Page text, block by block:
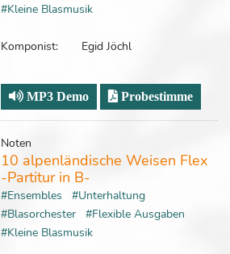
#Kleine Blasmusik
Komponist: Egid Jöchl
MP3 Demo Probestimme
Noten
10 alpenländische Weisen Flex
-Partitur in B-
#Ensembles
#Unterhaltung
#Blasorchester
#Flexible Ausgaben
#Kleine Blasmusik